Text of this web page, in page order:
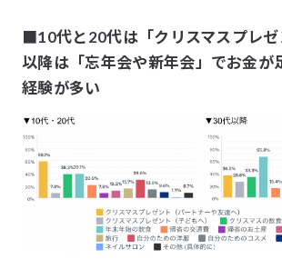
■10代と20代は「クリスマスプレ
以降は「忘年会や新年会」でお金が
経験が多い